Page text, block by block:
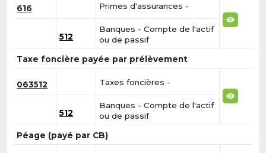
616 Primes d'assurances -
512
Banques - Compte de l'actif
ou de passif
Taxe foncière payée par prélèvement
063512 Taxes foncières -
512
Banques - Compte de l'actif
ou de passif
Péage (payé par CB)